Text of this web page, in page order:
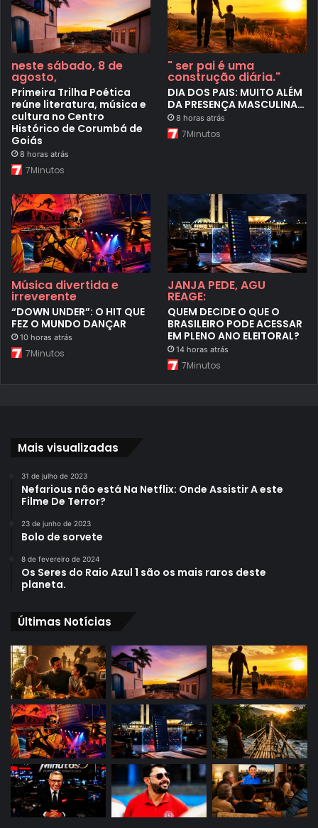
neste sábado, 8 de
agosto,
Primeira Trilha Poética
reúne literatura, música e
cultura no Centro
Histórico de Corumbá de
Goiás
8 horas atrás
7Minutos
" ser pai é uma
construção diária."
DIA DOS PAIS: MUITO ALÉM
DA PRESENÇA MASCULINA…
8 horas atrás
7Minutos
Música divertida e
irreverente
“DOWN UNDER”: O HIT QUE
FEZ O MUNDO DANÇAR
10 horas atrás
7Minutos
JANJA PEDE, AGU
REAGE:
QUEM DECIDE O QUE O
BRASILEIRO PODE ACESSAR
EM PLENO ANO ELEITORAL?
14 horas atrás
7Minutos
Mais visualizadas
31 de julho de 2023
Nefarious não está Na Netflix: Onde Assistir A este
Filme De Terror?
23 de junho de 2023
Bolo de sorvete
8 de fevereiro de 2024
Os Seres do Raio Azul 1 são os mais raros deste
planeta.
Últimas Notícias